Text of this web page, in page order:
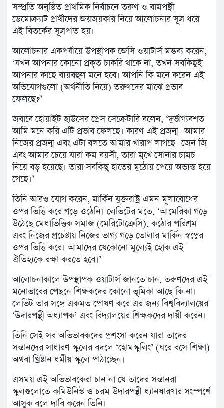
সম্প্রতি অনুষ্ঠিত প্রাথমিক নির্বাচনে তরুণ ও বামপন্থী
ডেমোক্র্যাট প্রার্থীদের জয়জয়কার নিয়ে আলোচনার সূত্র ধরে
এই বিতর্কের সূত্রপাত হয়।
আলোচনার একপর্যায়ে উপস্থাপক জেসি ওয়াটার্স মন্তব্য করেন,
‘যখন আপনার কোনো প্রকৃত চাকরি থাকে না, তখন সবকিছুই
আপনার কাছে ব্যয়বহুল মনে হবে। আপনি কি মনে করেন এই
অভিযোগগুলো (অর্থনীতি নিয়ে) তরুণদের মাঝে প্রভাব
ফেলছে?’
জবাবে হোয়াইট হাউসের প্রেস সেক্রেটারি বলেন, ‘দুর্ভাগ্যবশত
আমি মনে করি এটি প্রভাব ফেলছে। কারণ এই প্রজন্ম—আমার
নিজের প্রজন্ম এবং এটা বলতে আমার খারাপ লাগছে—জেন জি
এবং আমার চেয়ে যারা কম বয়সী, তারা মুখে সোনার চামচ
নিয়ে বড় হয়েছে। তারা সবকিছু হাতের মুঠোয় পেয়ে অভ্যস্ত হয়ে
গেছে।’
তিনি আরও যোগ করেন, মার্কিন যুক্তরাষ্ট্র এমন মূল্যবোধের
ওপর ভিত্তি করে গড়ে ওঠেনি। লেভিটের মতে, ‘আমেরিকা গড়ে
উঠেছে মেধাভিত্তিক সমাজ (মেরিটোক্রেসি), কঠোর পরিশ্রম
এবং নিজের প্রচেষ্টায় নিজের ভাগ্য গড়ে তোলার মার্কিন স্বপ্নের
ওপর ভিত্তি করে। আমাদের যেকোনো মূল্যেই হোক এই
ঐতিহ্যকে রক্ষা করতে হবে।’
আলোচনাকালে উপস্থাপক ওয়াটার্স জানতে চান, তরুণদের এই
মনোভাবের পেছনে শিক্ষকদের কোনো ভূমিকা আছে কি না।
লেভিট তার সঙ্গে একমত পোষণ করে এর জন্য বিশ্ববিদ্যালয়ের
‘উদারপন্থী অধ্যাপক’ এবং বিদ্যালয়ের শিক্ষকদের দায়ী করেন।
তিনি সেই সব অভিভাবকদের প্রশংসা করেন যারা তাদের
সন্তানদের সাধারণ স্কুলের বদলে ‘হোমস্কুলিং’ (ঘরে বসে শিক্ষা)
অথবা খ্রিষ্টান ধর্মীয় স্কুলে পাঠাচ্ছেন।
এসময় এই অভিভাবকেরা চান না যে তাদের সন্তানরা
স্কুলগুলোতে কমিউনিস্ট ও চরম উদারপন্থী ধ্যানধারণার সংস্পর্শে
আসুক বলে দাবি করেন তিনি।